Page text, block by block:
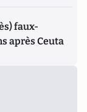
faux-
après Ceuta